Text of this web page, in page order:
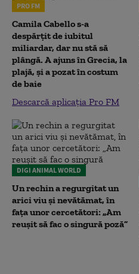
PRO FM
Camila Cabello s-a
despărțit de iubitul
miliardar, dar nu stă să
plângă. A ajuns în Grecia, la
plajă, și a pozat în costum
de baie
Descarcă aplicația Pro FM
DIGI ANIMAL WORLD
Un rechin a regurgitat un
arici viu și nevătămat, în
fața unor cercetători: „Am
reușit să fac o singură poză”